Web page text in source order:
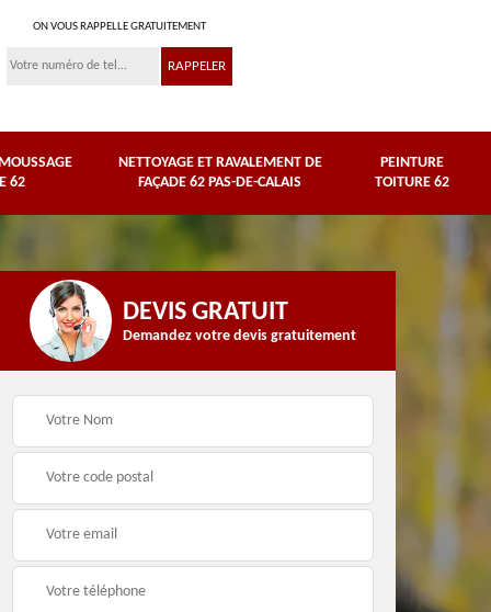
ON VOUS RAPPELLE GRATUITEMENT
62
NETTOYAGE ET RAVALEMENT DE
FAÇADE 62 PAS-DE-CALAIS
PEINTURE
TOITURE 62
62 Pas-de-Calais
DEVIS GRATUIT
Demandez votre devis gratuitement